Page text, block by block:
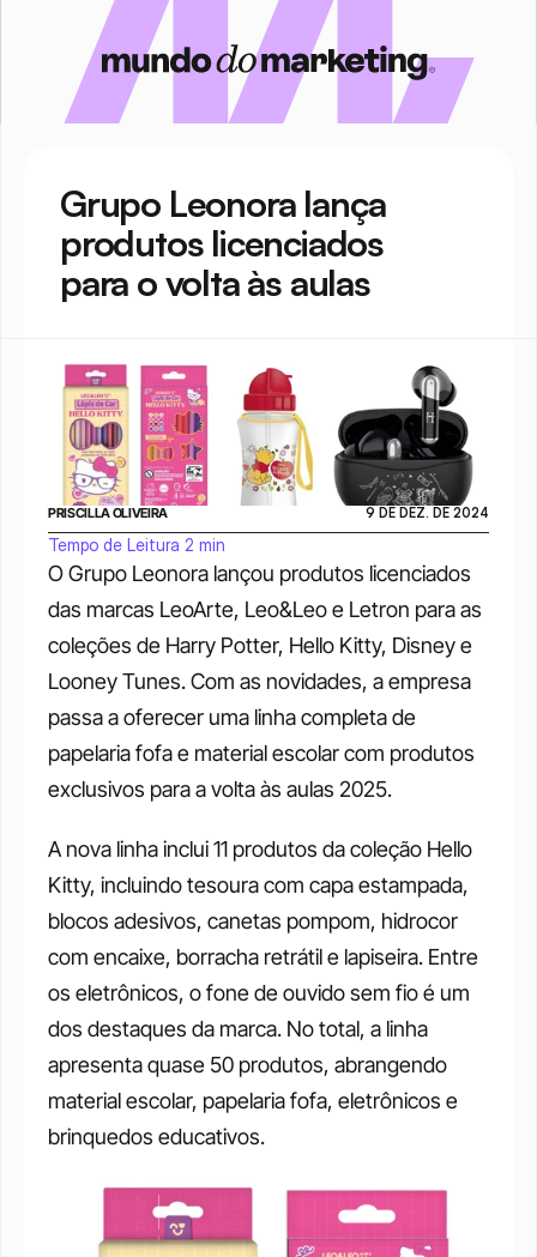
Grupo Leonora lança
produtos licenciados
para o volta às aulas
O Grupo Leonora lançou produtos licenciados
das marcas ​​LeoArte, Leo&Leo e Letron para as
coleções de Harry Potter, Hello Kitty, Disney e
Looney Tunes. Com as novidades, a empresa
passa a oferecer uma linha completa de
papelaria fofa e material escolar com produtos
exclusivos para a volta às aulas 2025.
A nova linha inclui 11 produtos da coleção Hello
Kitty, incluindo tesoura com capa estampada,
blocos adesivos, canetas pompom, hidrocor
com encaixe, borracha retrátil e lapiseira. Entre
os eletrônicos, o fone de ouvido sem fio é um
dos destaques da marca. No total, a linha
apresenta quase 50 produtos, abrangendo
material escolar, papelaria fofa, eletrônicos e
brinquedos educativos.
PRISCILLA OLIVEIRA 9 DE DEZ. DE 2024
Tempo de Leitura 2 min